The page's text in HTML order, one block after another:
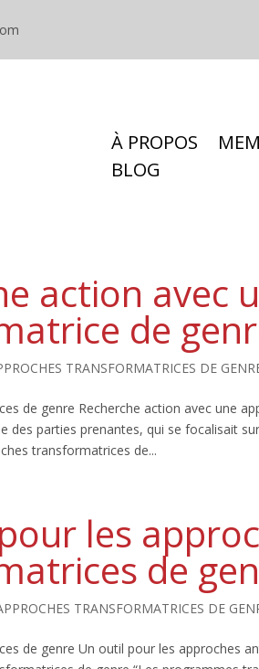
À PROPOS
BLOG
action avec
de
TRANSFORMATRICES DE
de genre Recherche action avec une
des parties prenantes, qui se focalisait
transformatrices de...
les
de
TRANSFORMATRICES DE
de genre Un outil pour les approches